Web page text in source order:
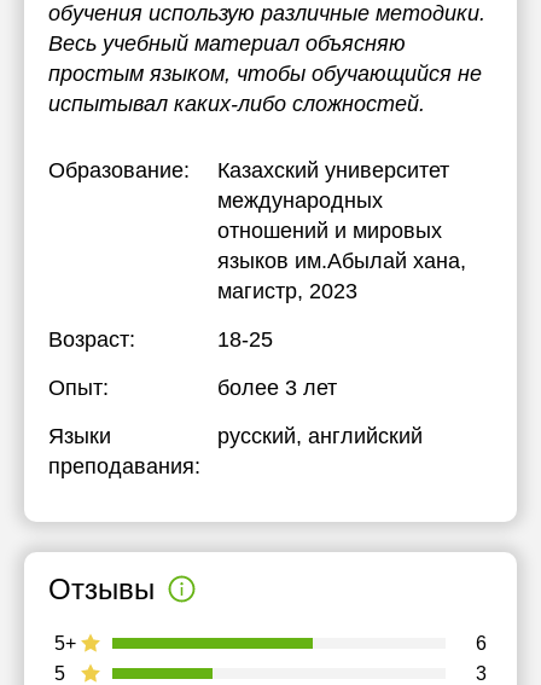
обучения использую различные методики.
Весь учебный материал объясняю
простым языком, чтобы обучающийся не
испытывал каких-либо сложностей.
Образование:
Казахский университет
международных
отношений и мировых
языков им.Абылай хана,
магистр, 2023
Возраст:
18-25
Опыт:
более 3 лет
Языки
преподавания:
русский, английский
Отзывы
5 3
5+ 6